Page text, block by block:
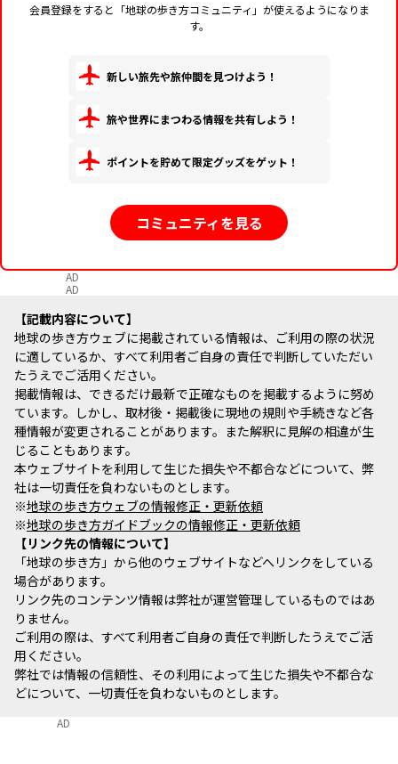
会員登録をすると「地球の歩き方コミュニティ」が使えるようになりま
す。
新しい旅先や旅仲間を見つけよう！
旅や世界にまつわる情報を共有しよう！
ポイントを貯めて限定グッズをゲット！
コミュニティを見る
AD
AD
記載内容について
地球の歩き方ウェブに掲載されている情報は、ご利用の際の状況
に適しているか、すべて利用者ご自身の責任で判断していただい
たうえでご活用ください。
掲載情報は、できるだけ最新で正確なものを掲載するように努め
ています。しかし、取材後・掲載後に現地の規則や手続きなど各
種情報が変更されることがあります。また解釈に見解の相違が生
じることもあります。
本ウェブサイトを利用して生じた損失や不都合などについて、弊
社は一切責任を負わないものとします。
※地球の歩き方ウェブの情報修正・更新依頼
※地球の歩き方ガイドブックの情報修正・更新依頼
リンク先の情報について
「地球の歩き方」から他のウェブサイトなどへリンクをしている
場合があります。
リンク先のコンテンツ情報は弊社が運営管理しているものではあ
りません。
ご利用の際は、すべて利用者ご自身の責任で判断したうえでご活
用ください。
弊社では情報の信頼性、その利用によって生じた損失や不都合な
どについて、一切責任を負わないものとします。
AD